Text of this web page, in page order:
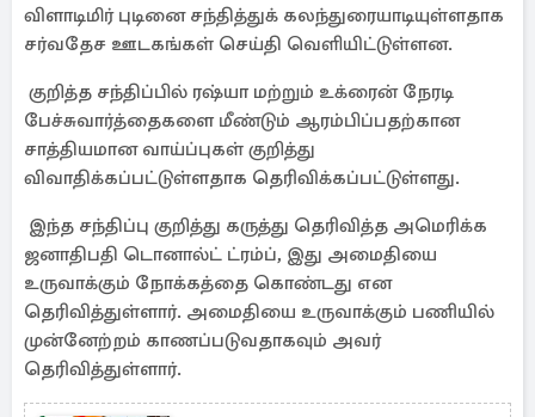
விளாடிமிர் புடினை சந்தித்துக் கலந்துரையாடியுள்ளதாக
சர்வதேச ஊடகங்கள் செய்தி வெளியிட்டுள்ளன.
குறித்த சந்திப்பில் ரஷ்யா மற்றும் உக்ரைன் நேரடி
பேச்சுவார்த்தைகளை மீண்டும் ஆரம்பிப்பதற்கான
சாத்தியமான வாய்ப்புகள் குறித்து
விவாதிக்கப்பட்டுள்ளதாக தெரிவிக்கப்பட்டுள்ளது.
இந்த சந்திப்பு குறித்து கருத்து தெரிவித்த அமெரிக்க
ஜனாதிபதி டொனால்ட் ட்ரம்ப், இது அமைதியை
உருவாக்கும் நோக்கத்தை கொண்டது என
தெரிவித்துள்ளார். அமைதியை உருவாக்கும் பணியில்
முன்னேற்றம் காணப்படுவதாகவும் அவர்
தெரிவித்துள்ளார்.